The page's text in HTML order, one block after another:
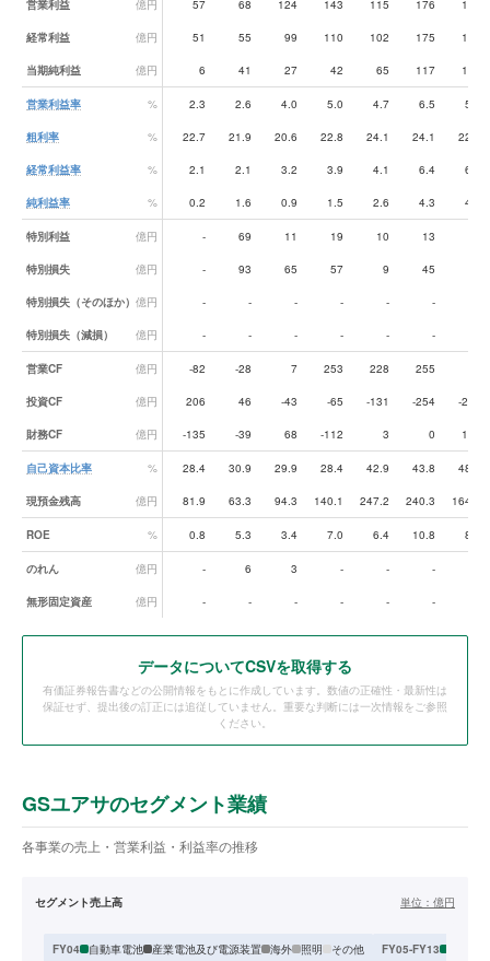
営業利益 億円 57 68 124 143 115 176 160
経常利益 億円 51 55 99 110 102 175 180
当期純利益 億円 6 41 27 42 65 117 117
営業利益率 % 2.3 2.6 4.0 5.0 4.7 6.5 5.6
粗利率 % 22.7 21.9 20.6 22.8 24.1 24.1 22.9
経常利益率 % 2.1 2.1 3.2 3.9 4.1 6.4 6.3
純利益率 % 0.2 1.6 0.9 1.5 2.6 4.3 4.1
特別利益 億円 - 69 11 19 10 13
特別損失 億円 - 93 65 57 9 45
特別損失（そのほか） 億円 - - - - - -
特別損失（減損） 億円 - - - - - -
営業CF 億円 -82 -28 7 253 228 255
投資CF 億円 206 46 -43 -65 -131 -254 -287
財務CF 億円 -135 -39 68 -112 3 0 132
自己資本比率 % 28.4 30.9 29.9 28.4 42.9 43.8 48.9
現預金残高 億円 81.9 63.3 94.3 140.1 247.2 240.3 164.8
ROE % 0.8 5.3 3.4 7.0 6.4 10.8 8.6
のれん 億円 - 6 3 - - -
無形固定資産 億円 - - - - - -
データについてCSVを取得する
有価証券報告書などの公開情報をもとに作成しています。数値の正確性・最新性は
保証せず、提出後の訂正には追従していません。重要な判断には一次情報をご参照
ください。
GSユアサのセグメント業績
各事業の売上・営業利益・利益率の推移
セグメント売上高 単位： 億円
FY04 自動車電池 産業電池及び電源装置 海外 照明 その他 FY05-FY13